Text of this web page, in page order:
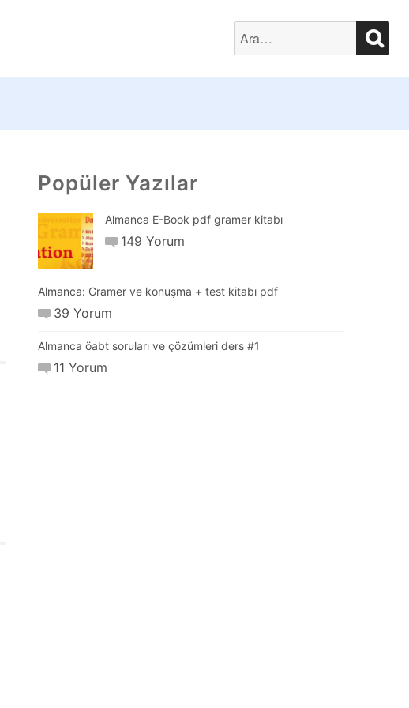
for:
Popüler Yazılar
Almanca E-Book pdf gramer kitabı
149 Yorum
Almanca: Gramer ve konuşma + test kitabı pdf
39 Yorum
Almanca öabt soruları ve çözümleri ders #1
11 Yorum